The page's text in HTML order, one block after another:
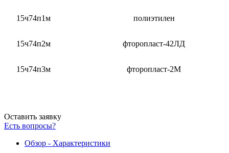
15ч74п1м полиэтилен
15ч74п2м фторопласт-42ЛД
15ч74п3м фторопласт-2М
Оставить заявку
Есть вопросы?
Обзор - Характеристики